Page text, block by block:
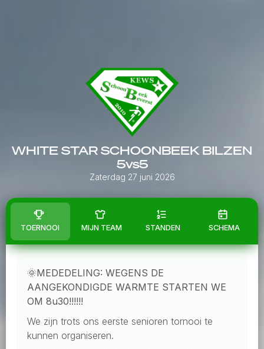
WHITE STAR SCHOONBEEK BILZEN
5vs5
Zaterdag 27 juni 2026
TOERNOOI MIJN TEAM STANDEN SCHEMA
🌞MEDEDELING: WEGENS DE
AANGEKONDIGDE WARMTE STARTEN WE
OM 8u30!!!!!!
We zijn trots ons eerste senioren tornooi te
kunnen organiseren.